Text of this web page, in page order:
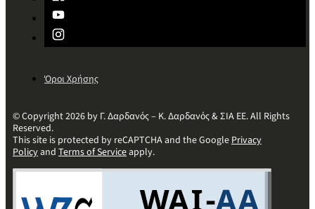
Όροι Χρήσης
© Copyright 2026 by Γ. Δαρδανός – Κ. Δαρδανός & ΣΙΑ ΕΕ. All Rights
Reserved.
This site is protected by reCAPTCHA and the GooglePrivacy
Policyand Terms of Serviceapply.